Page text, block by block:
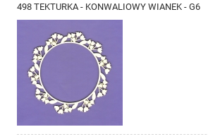
498 TEKTURKA - KONWALIOWY WIANEK - G6